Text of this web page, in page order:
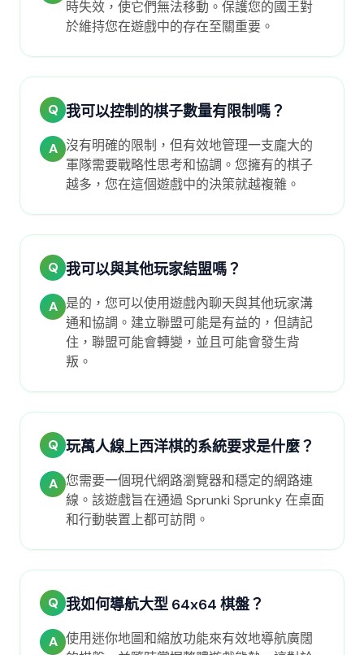
時失效，使它們無法移動。保護您的國王對
於維持您在遊戲中的存在至關重要。
Q 我可以控制的棋子數量有限制嗎？
A 沒有明確的限制，但有效地管理一支龐大的
軍隊需要戰略性思考和協調。您擁有的棋子
越多，您在這個遊戲中的決策就越複雜。
Q 我可以與其他玩家結盟嗎？
A 是的，您可以使用遊戲內聊天與其他玩家溝
通和協調。建立聯盟可能是有益的，但請記
住，聯盟可能會轉變，並且可能會發生背
叛。
Q 玩萬人線上西洋棋的系統要求是什麼？
A 您需要一個現代網路瀏覽器和穩定的網路連
線。該遊戲旨在通過 Sprunki Sprunky 在桌面
和行動裝置上都可訪問。
Q 我如何導航大型 64x64 棋盤？
A 使用迷你地圖和縮放功能來有效地導航廣闊